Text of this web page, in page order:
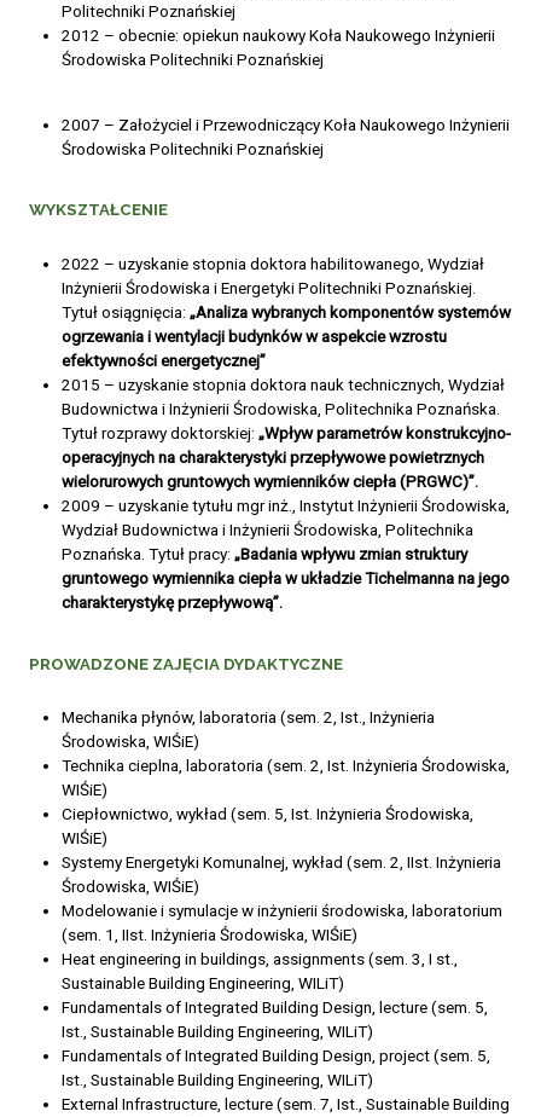
Politechniki Poznańskiej
2012 – obecnie: opiekun naukowy Koła Naukowego Inżynierii
Środowiska Politechniki Poznańskiej
2007 – Założyciel i Przewodniczący Koła Naukowego Inżynierii
Środowiska Politechniki Poznańskiej
WYKSZTAŁCENIE
2022 – uzyskanie stopnia doktora habilitowanego, Wydział
Inżynierii Środowiska i Energetyki Politechniki Poznańskiej.
Tytuł osiągnięcia: „Analiza wybranych komponentów systemów
ogrzewania i wentylacji budynków w aspekcie wzrostu
efektywności energetycznej”
2015 – uzyskanie stopnia doktora nauk technicznych, Wydział
Budownictwa i Inżynierii Środowiska, Politechnika Poznańska.
Tytuł rozprawy doktorskiej: „Wpływ parametrów konstrukcyjno-
operacyjnych na charakterystyki przepływowe powietrznych
wielorurowych gruntowych wymienników ciepła (PRGWC)”.
2009 – uzyskanie tytułu mgr inż., Instytut Inżynierii Środowiska,
Wydział Budownictwa i Inżynierii Środowiska, Politechnika
Poznańska. Tytuł pracy: „Badania wpływu zmian struktury
gruntowego wymiennika ciepła w układzie Tichelmanna na jego
charakterystykę przepływową”.
PROWADZONE ZAJĘCIA DYDAKTYCZNE
Mechanika płynów, laboratoria (sem. 2, Ist., Inżynieria
Środowiska, WIŚiE)
Technika cieplna, laboratoria (sem. 2, Ist. Inżynieria Środowiska,
WIŚiE)
Ciepłownictwo, wykład (sem. 5, Ist. Inżynieria Środowiska,
WIŚiE)
Systemy Energetyki Komunalnej, wykład (sem. 2, IIst. Inżynieria
Środowiska, WIŚiE)
Modelowanie i symulacje w inżynierii środowiska, laboratorium
(sem. 1, IIst. Inżynieria Środowiska, WIŚiE)
Heat engineering in buildings, assignments (sem. 3, I st.,
Sustainable Building Engineering, WILiT)
Fundamentals of Integrated Building Design, lecture (sem. 5,
Ist., Sustainable Building Engineering, WILiT)
Fundamentals of Integrated Building Design, project (sem. 5,
Ist., Sustainable Building Engineering, WILiT)
External Infrastructure, lecture (sem. 7, Ist., Sustainable Building